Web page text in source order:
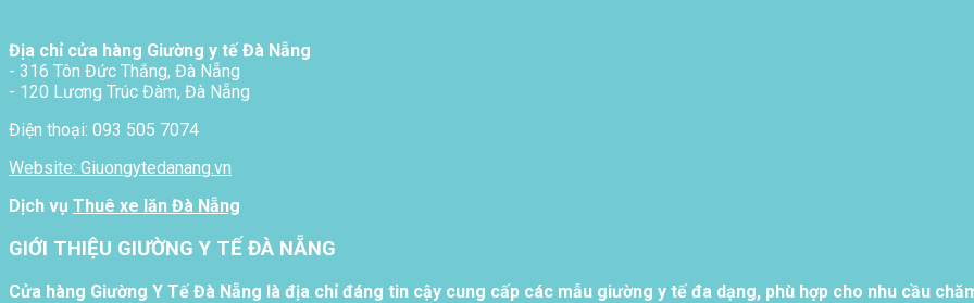
Địa chỉ cửa hàng Giường y tế Đà Nẵng
- 316 Tôn Đức Thắng, Đà Nẵng
- 120 Lương Trúc Đàm, Đà Nẵng
Điện thoại: 093 505 7074
Website: Giuongytedanang.vn
Dịch vụ Thuê xe lăn Đà Nẵng
GIỚI THIỆU GIƯỜNG Y TẾ ĐÀ NẴNG
Cửa hàng Giường Y Tế Đà Nẵng là địa chỉ đáng tin cậy cung cấp các mẫu giường y tế đa dạng, phù hợp cho nhu cầu